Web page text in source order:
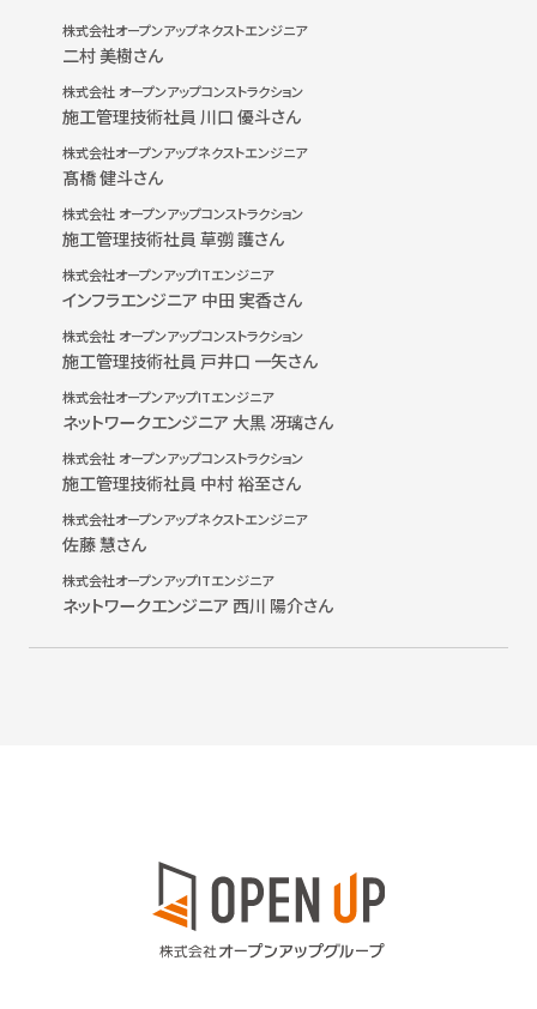
株式会社オープンアップネクストエンジニア
二村 美樹さん
株式会社 オープンアップコンストラクション
施工管理技術社員 川口 優斗さん
株式会社オープンアップネクストエンジニア
髙橋 健斗さん
株式会社 オープンアップコンストラクション
施工管理技術社員 草彅 護さん
株式会社オープンアップITエンジニア
インフラエンジニア 中田 実香さん
株式会社 オープンアップコンストラクション
施工管理技術社員 戸井口 一矢さん
株式会社オープンアップITエンジニア
ネットワークエンジニア 大黒 冴璃さん
株式会社 オープンアップコンストラクション
施工管理技術社員 中村 裕至さん
株式会社オープンアップネクストエンジニア
佐藤 慧さん
株式会社オープンアップITエンジニア
ネットワークエンジニア 西川 陽介さん